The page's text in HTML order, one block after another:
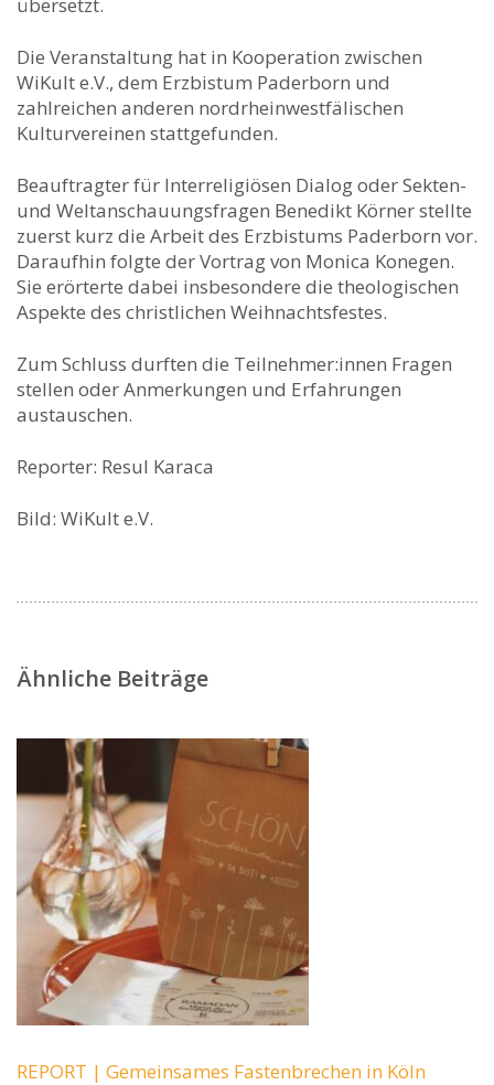
Die Veranstaltung hat in Kooperation zwischen
WiKult e.V., dem Erzbistum Paderborn und
zahlreichen anderen nordrheinwestfälischen
Kulturvereinen stattgefunden.
Beauftragter für Interreligiösen Dialog oder Sekten-
und Weltanschauungsfragen Benedikt Körner stellte
zuerst kurz die Arbeit des Erzbistums Paderborn vor.
Daraufhin folgte der Vortrag von Monica Konegen.
Sie erörterte dabei insbesondere die theologischen
Aspekte des christlichen Weihnachtsfestes.
Zum Schluss durften die Teilnehmer:innen Fragen
stellen oder Anmerkungen und Erfahrungen
austauschen.
Reporter: Resul Karaca
Bild: WiKult e.V.
Ähnliche Beiträge
REPORT | Gemeinsames Fastenbrechen in Köln